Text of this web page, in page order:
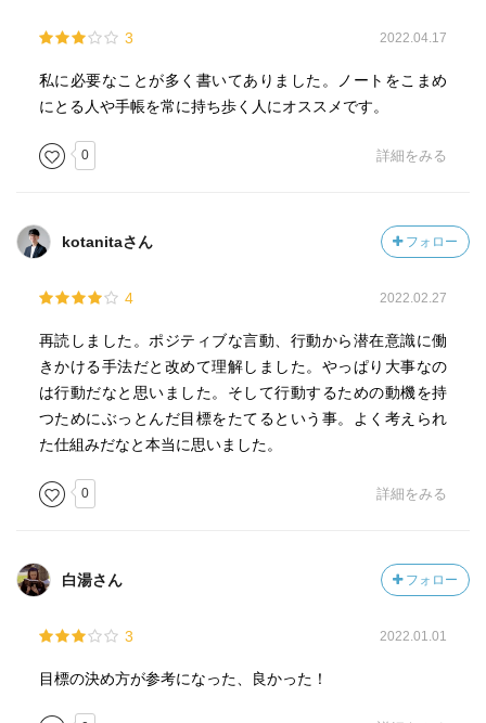
3 2022.04.17
私に必要なことが多く書いてありました。ノートをこまめ
にとる人や手帳を常に持ち歩く人にオススメです。
0 詳細をみる
kotanitaさん フォロー
4 2022.02.27
再読しました。ポジティブな言動、行動から潜在意識に働
きかける手法だと改めて理解しました。やっぱり大事なの
は行動だなと思いました。そして行動するための動機を持
つためにぶっとんだ目標をたてるという事。よく考えられ
た仕組みだなと本当に思いました。
0 詳細をみる
白湯さん フォロー
3 2022.01.01
目標の決め方が参考になった、良かった！